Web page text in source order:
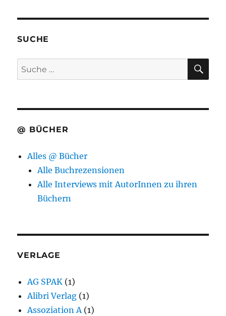
SUCHE
Suche
nach:
@ BÜCHER
Alles @ Bücher
Alle Buchrezensionen
Alle Interviews mit AutorInnen zu ihren
Büchern
VERLAGE
AG SPAK (1)
Alibri Verlag (1)
Assoziation A(1)